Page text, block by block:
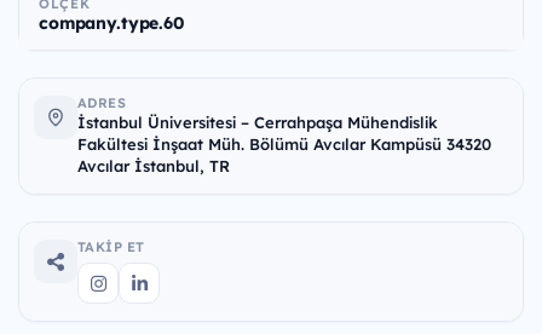
ÖLÇEK
company.type.60
ADRES
İstanbul Üniversitesi – Cerrahpaşa Mühendislik
Fakültesi İnşaat Müh. Bölümü Avcılar Kampüsü 34320
Avcılar İstanbul, TR
TAKIP ET